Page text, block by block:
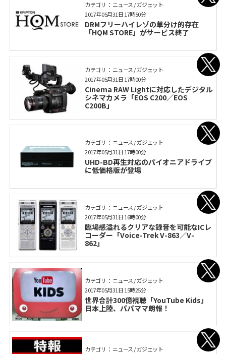
カテゴリ： ニュース / ガジェット
DRMフリーハイレゾの草分け的存在
「HQM STORE」がサービス終了
2017年05月31日 17時50分
カテゴリ： ニュース / ガジェット
Cinema RAW Lightに対応したデジタル
シネマカメラ「EOS C200／EOS
C200B」
2017年05月31日 17時00分
カテゴリ： ニュース / ガジェット
UHD-BD再生対応のパイオニアドライブ
に低価格版が登場
2017年05月31日 17時00分
カテゴリ： ニュース / ガジェット
臨場感溢れるクリアな録音を可能なICレ
コーダー「Voice-Trek V-863／V-
862」
2017年05月31日 16時00分
カテゴリ： ニュース / ガジェット
世界合計300億視聴「YouTube Kids」
日本上陸、パパママ朗報！
2017年05月31日 15時25分
カテゴリ： ニュース / ガジェット